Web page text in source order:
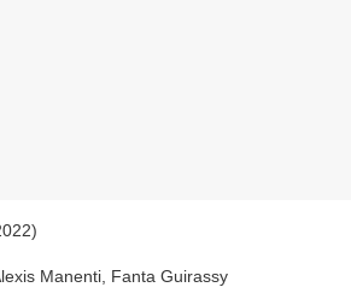
Manenti, Fanta Guirassy